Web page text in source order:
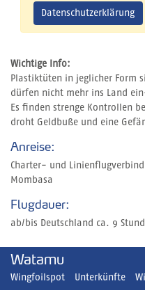
Datenschutzerklärung
Wichtige Info:
Plastiktüten in jeglicher Form
dürfen nicht mehr ins Land
Es finden strenge Kontrollen
droht Geldbuße und eine
Anreise:
Charter- und
Mombasa
Flugdauer:
ab/bis Deutschland ca. 9
Watamu
Wingfoilspot Unterkünfte